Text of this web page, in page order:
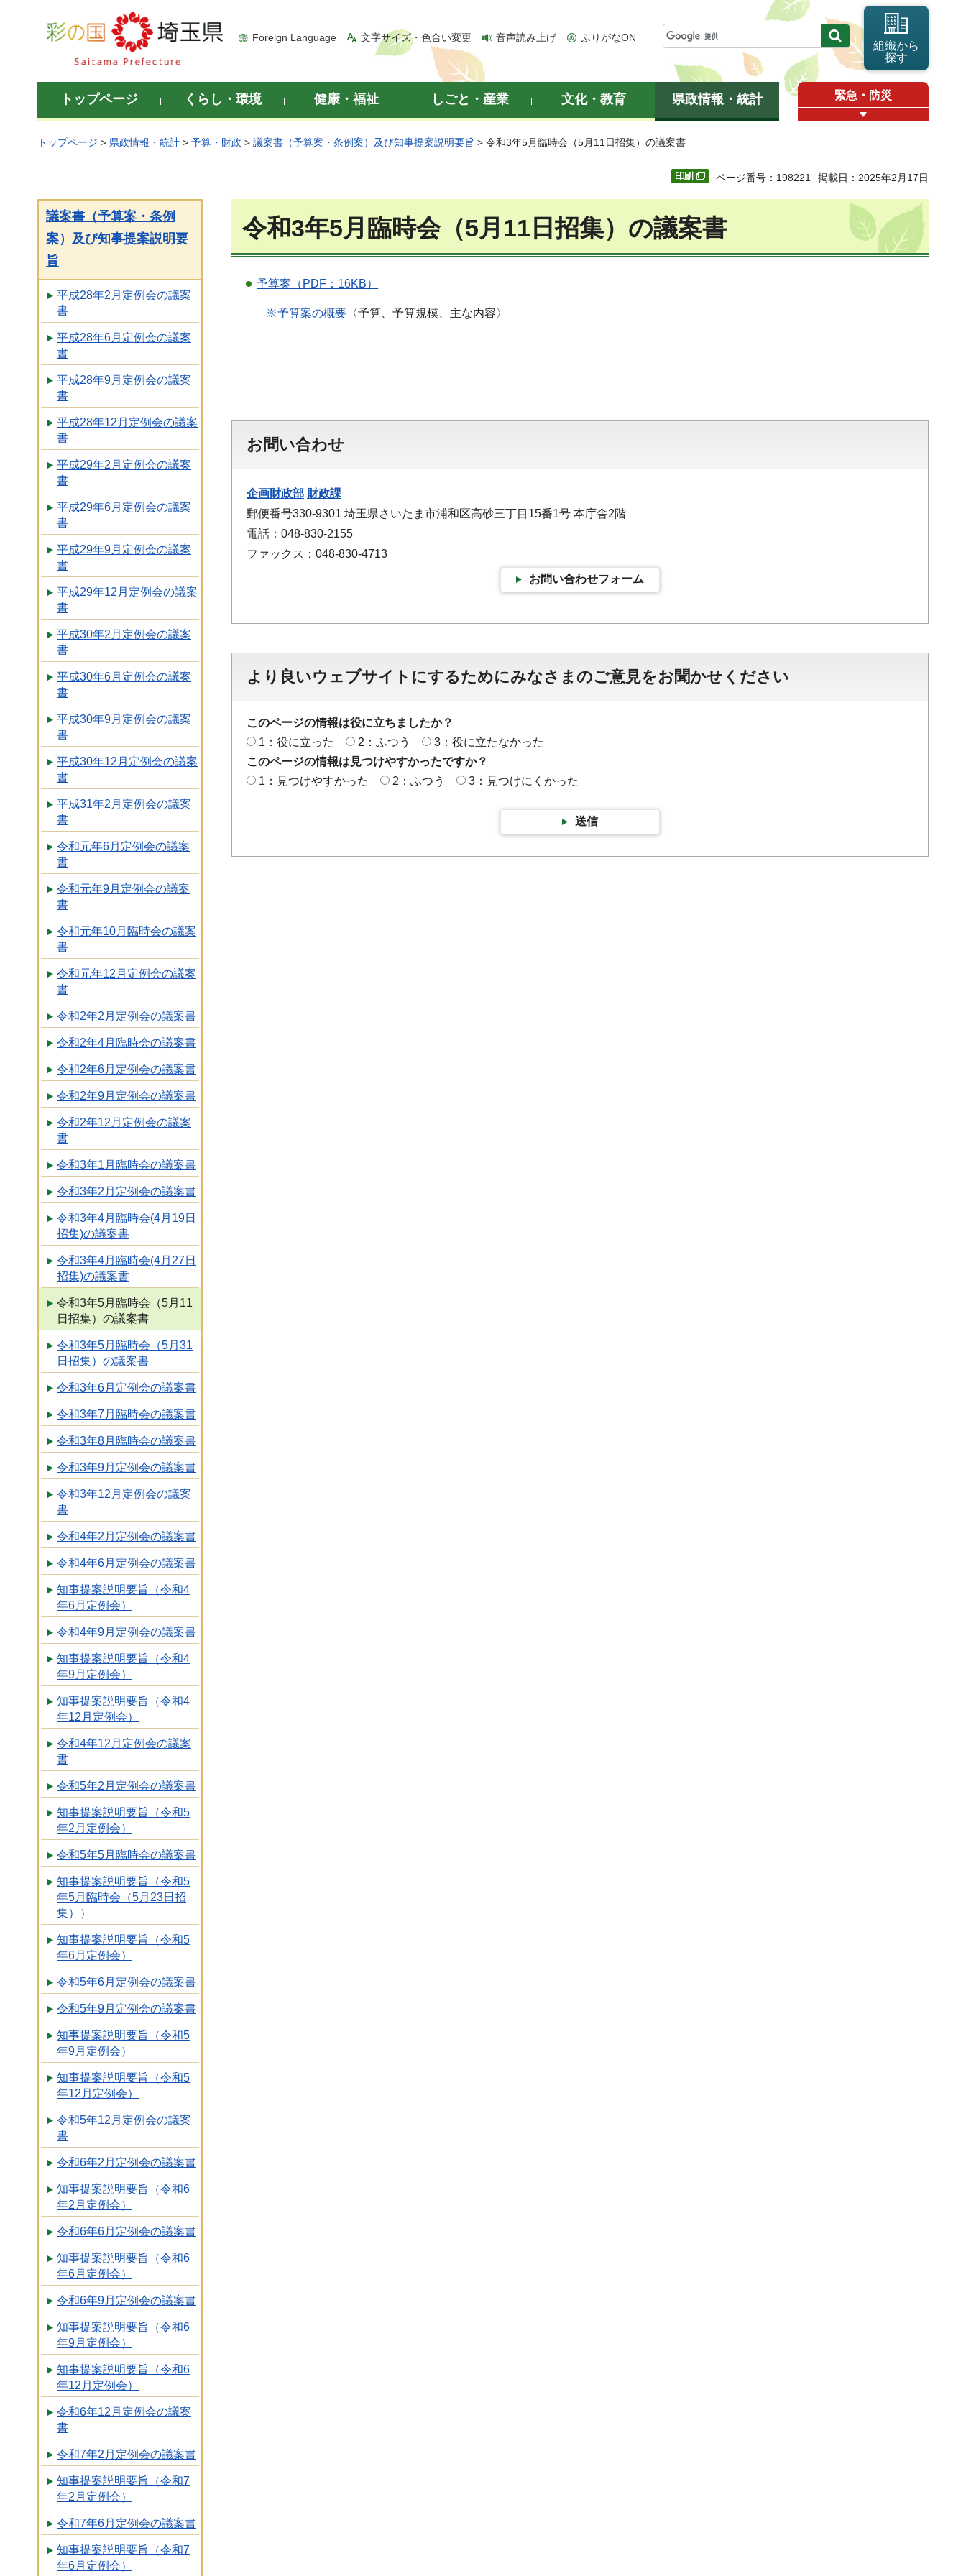
彩の国 埼玉県
Foreign Language 文字サイズ・色合い変更 音声読み上げ ふりがなON
組織から
探す
トップページ くらし・環境 健康・福祉 しごと・産業 文化・教育 県政情報・統計 緊急・防災
トップページ > 県政情報・統計 > 予算・財政 > 議案書（予算案・条例案）及び知事提案説明要旨 > 令和3年5月臨時会（5月11日招集）の議案書
ページ番号：198221 掲載日：2025年2月17日
議案書（予算案・条例
案）及び知事提案説明要
旨
平成28年2月定例会の議案
書
平成28年6月定例会の議案
書
平成28年9月定例会の議案
書
平成28年12月定例会の議案
書
平成29年2月定例会の議案
書
平成29年6月定例会の議案
書
平成29年9月定例会の議案
書
平成29年12月定例会の議案
書
平成30年2月定例会の議案
書
平成30年6月定例会の議案
書
平成30年9月定例会の議案
書
平成30年12月定例会の議案
書
平成31年2月定例会の議案
書
令和元年6月定例会の議案
書
令和元年9月定例会の議案
書
令和元年10月臨時会の議案
書
令和元年12月定例会の議案
書
令和2年2月定例会の議案書
令和2年4月臨時会の議案書
令和2年6月定例会の議案書
令和2年9月定例会の議案書
令和2年12月定例会の議案
書
令和3年1月臨時会の議案書
令和3年2月定例会の議案書
令和3年4月臨時会(4月19日
招集)の議案書
令和3年4月臨時会(4月27日
招集)の議案書
令和3年5月臨時会（5月11
日招集）の議案書
令和3年5月臨時会（5月31
日招集）の議案書
令和3年6月定例会の議案書
令和3年7月臨時会の議案書
令和3年8月臨時会の議案書
令和3年9月定例会の議案書
令和3年12月定例会の議案
書
令和4年2月定例会の議案書
令和4年6月定例会の議案書
知事提案説明要旨（令和4
年6月定例会）
令和4年9月定例会の議案書
知事提案説明要旨（令和4
年9月定例会）
知事提案説明要旨（令和4
年12月定例会）
令和4年12月定例会の議案
書
令和5年2月定例会の議案書
知事提案説明要旨（令和5
年2月定例会）
令和5年5月臨時会の議案書
知事提案説明要旨（令和5
年5月臨時会（5月23日招
集））
知事提案説明要旨（令和5
年6月定例会）
令和5年6月定例会の議案書
令和5年9月定例会の議案書
知事提案説明要旨（令和5
年9月定例会）
知事提案説明要旨（令和5
年12月定例会）
令和5年12月定例会の議案
書
令和6年2月定例会の議案書
知事提案説明要旨（令和6
年2月定例会）
令和6年6月定例会の議案書
知事提案説明要旨（令和6
年6月定例会）
令和6年9月定例会の議案書
知事提案説明要旨（令和6
年9月定例会）
知事提案説明要旨（令和6
年12月定例会）
令和6年12月定例会の議案
書
令和7年2月定例会の議案書
知事提案説明要旨（令和7
年2月定例会）
令和7年6月定例会の議案書
知事提案説明要旨（令和7
年6月定例会）
令和3年5月臨時会（5月11日招集）の議案書
予算案（PDF：16KB）
※予算案の概要 〈予算、予算規模、主な内容〉
お問い合わせ
企画財政部 財政課
郵便番号330-9301 埼玉県さいたま市浦和区高砂三丁目15番1号 本庁舎2階
電話：048-830-2155
ファックス：048-830-4713
お問い合わせフォーム
より良いウェブサイトにするためにみなさまのご意見をお聞かせください
このページの情報は役に立ちましたか？
1：役に立った
2：ふつう
3：役に立たなかった
このページの情報は見つけやすかったですか？
1：見つけやすかった
2：ふつう 3：見つけにくかった
送信